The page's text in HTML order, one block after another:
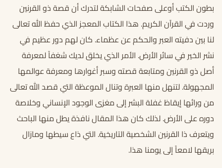
بطون الكتب أوعلى صفحات الشابكة لتدرك أن قصة ذو القرنين
وردت في القرآن الكريم. هذا الكتاب المعجز الذي حفظ الله تعالى
لنا بين دفيته العبر والحكم عن عظماء. كان لهم دور عظيم في
نشر الخير في سائر الأرض. الأمر الذي يخلق لديك شغفاً لمعرفة
أصل ذو القرنين ومتابعة قصته وسبر أغوارها ومعرفة عوالمها
المجهولة. لتنهل منها العبرة وتنال الموعظة التي قصد الله تعالى
من ورائها إيقاظ غفلة البشر إلى مغزى الوجود الإنساني وخلاصة
دوره على الأرض. لذلك كان هذا المقال نافذة يطل منها الباحث
ويتعرف ذا القرنين الشخصية التاريخية. التي ذاع سيطها ومازال
بريقها لامعاً إلى يومنا هذا.